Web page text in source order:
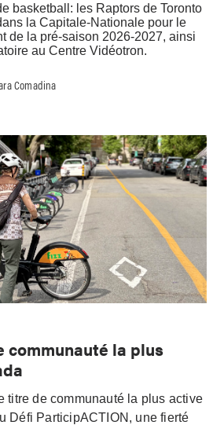
basketball: les Raptors de Toronto
la Capitale-Nationale pour le
de la pré-saison 2026-2027, ainsi
au Centre Vidéotron.
Comadina
communauté la plus
titre de communauté la plus active
Défi ParticipACTION, une fierté